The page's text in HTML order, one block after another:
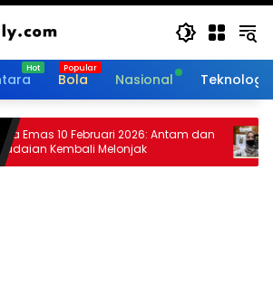
Bola Nasional Teknologi
10 Februari 2026: Antam dan
Kembali Melonjak
dan